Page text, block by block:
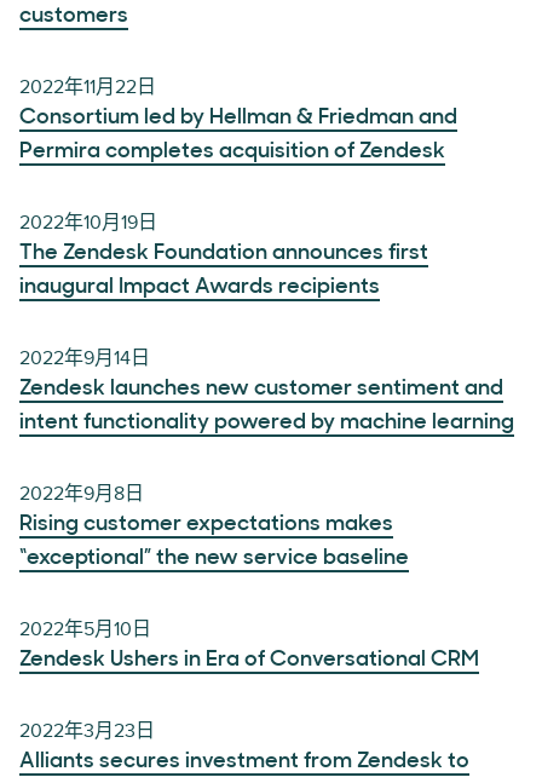
customers
2022年11月22日
Consortium led by Hellman & Friedman and
Permira completes acquisition of Zendesk
2022年10月19日
The Zendesk Foundation announces first
inaugural Impact Awards recipients
2022年9月14日
Zendesk launches new customer sentiment and
intent functionality powered by machine learning
2022年9月8日
Rising customer expectations makes
“exceptional” the new service baseline
2022年5月10日
Zendesk Ushers in Era of Conversational CRM
2022年3月23日
Alliants secures investment from Zendesk to